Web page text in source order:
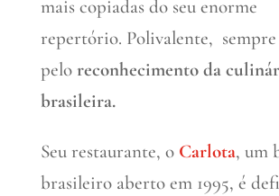
mais copiadas do seu enorme
repertório. Polivalente,
pelo reconhecimento da
brasileira.
Seu restaurante, o Carlota, um
brasileiro aberto em 1995, é